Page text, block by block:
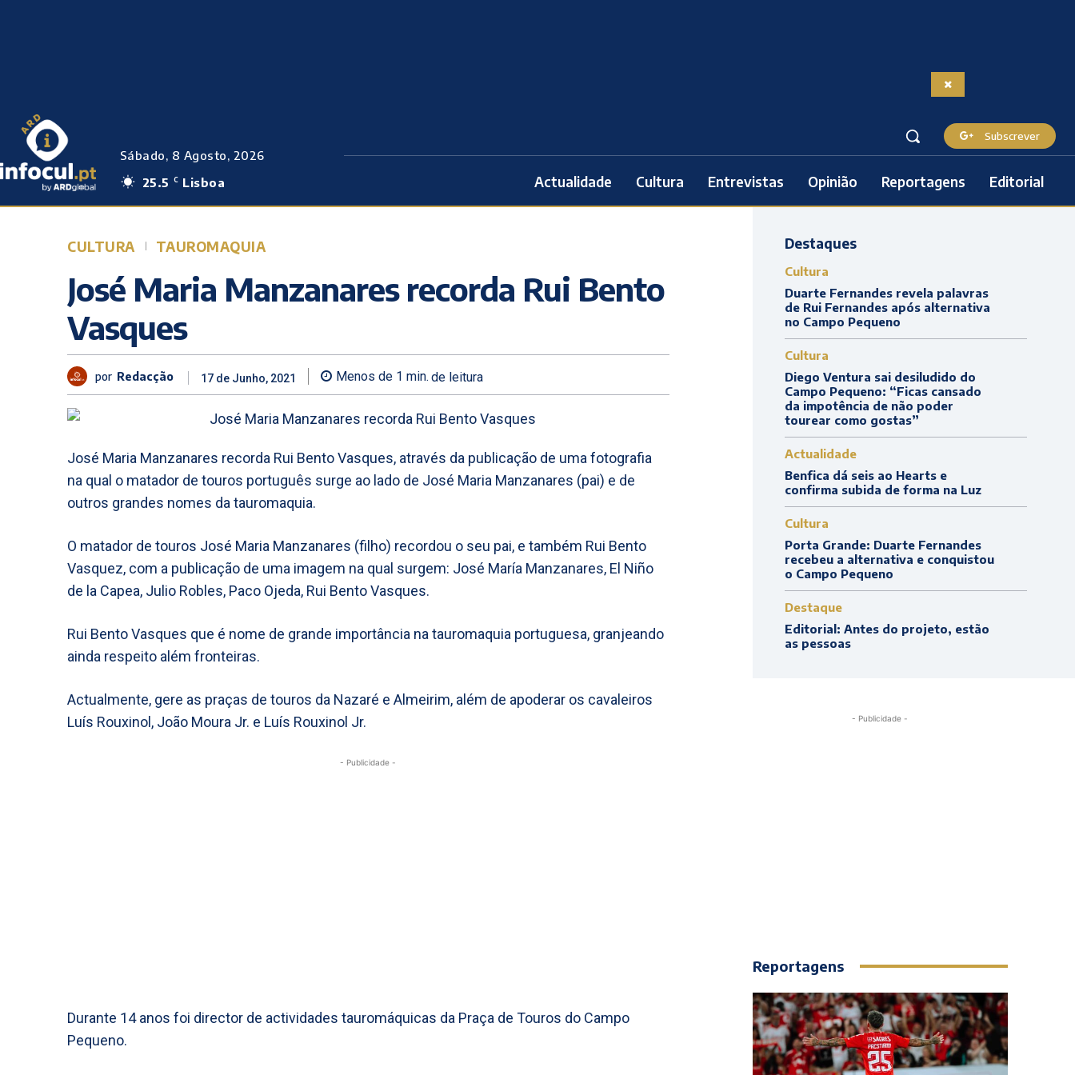
Sábado, 8 Agosto, 2026
25.5
C Lisboa
Subscrever
Actualidade Cultura Entrevistas Opinião Reportagens Editorial
CULTURA TAUROMAQUIA
José Maria Manzanares recorda Rui Bento
Vasques
por Redacção 17 de Junho, 2021 Menos de 1 min. de leitura
José Maria Manzanares recorda Rui Bento Vasques, através da publicação de uma fotografia
na qual o matador de touros português surge ao lado de José Maria Manzanares (pai) e de
outros grandes nomes da tauromaquia.
O matador de touros José Maria Manzanares (filho) recordou o seu pai, e também Rui Bento
Vasquez, com a publicação de uma imagem na qual surgem: José María Manzanares, El Niño
de la Capea, Julio Robles, Paco Ojeda, Rui Bento Vasques.
Rui Bento Vasques que é nome de grande importância na tauromaquia portuguesa, granjeando
ainda respeito além fronteiras.
Actualmente, gere as praças de touros da Nazaré e Almeirim, além de apoderar os cavaleiros
Luís Rouxinol, João Moura Jr. e Luís Rouxinol Jr.
- Publicidade -
Durante 14 anos foi director de actividades tauromáquicas da Praça de Touros do Campo
Pequeno.
Destaques
Cultura
Duarte Fernandes revela palavras
de Rui Fernandes após alternativa
no Campo Pequeno
Cultura
Diego Ventura sai desiludido do
Campo Pequeno: “Ficas cansado
da impotência de não poder
tourear como gostas”
Actualidade
Benfica dá seis ao Hearts e
confirma subida de forma na Luz
Cultura
Porta Grande: Duarte Fernandes
recebeu a alternativa e conquistou
o Campo Pequeno
Destaque
Editorial: Antes do projeto, estão
as pessoas
- Publicidade -
Reportagens